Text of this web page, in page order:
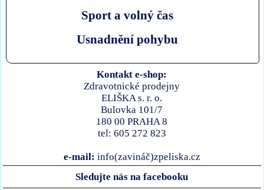
Sport a volný čas
Usnadnění pohybu
Kontakt e-shop:
Zdravotnické prodejny
ELIŠKA s. r. o.
Bulovka 101/7
180 00 PRAHA 8
tel: 605 272 823
e-mail: info(zavináč)zpeliska.cz
Sledujte nás na facebooku